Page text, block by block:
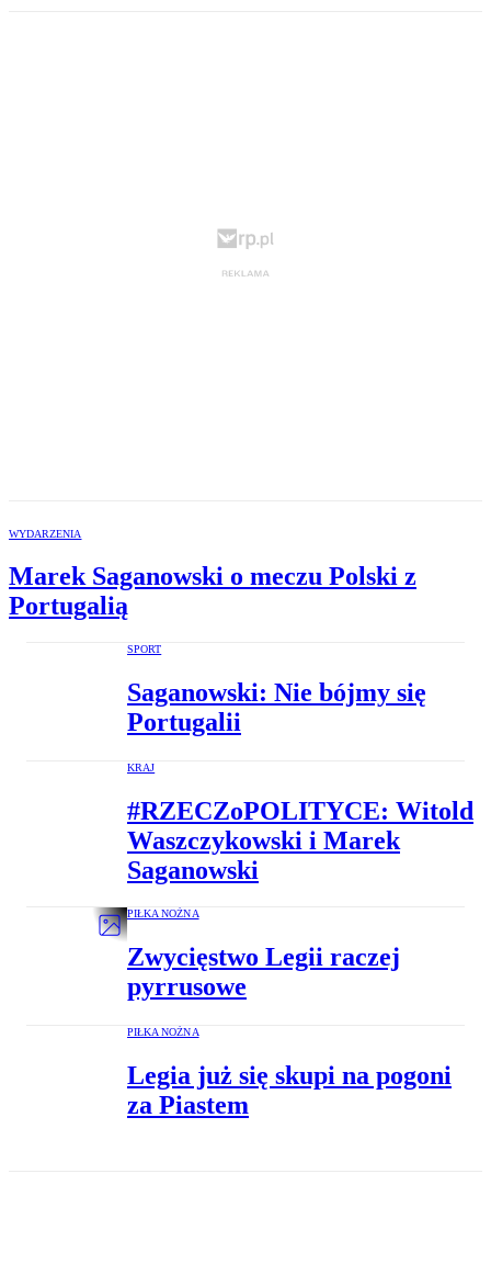
WYDARZENIA
Marek Saganowski o meczu Polski z
Portugalią
SPORT
Saganowski: Nie bójmy się
Portugalii
KRAJ
#RZECZoPOLITYCE: Witold
Waszczykowski i Marek
Saganowski
PIŁKA NOŻNA
Zwycięstwo Legii raczej
pyrrusowe
PIŁKA NOŻNA
Legia już się skupi na pogoni
za Piastem